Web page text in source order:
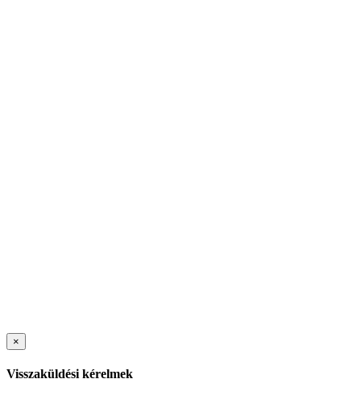
×
Visszaküldési kérelmek